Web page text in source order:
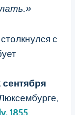
с
сентября